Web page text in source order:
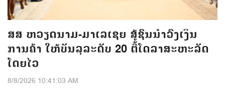
ສສ ຫວຽດນາມ-ມາເລເຊຍ ສູ້ຊົນນຳວົງເງິນ
ການຄ້າ ໃຫ້ບັນລຸລະດັບ 20 ຕື້ໂດລາສະຫະລັດ
ໂດຍໄວ
8/8/2026 10:41:03 AM